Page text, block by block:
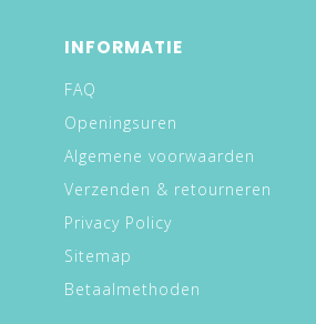
INFORMATIE
FAQ
Openingsuren
Algemene voorwaarden
Verzenden & retourneren
Privacy Policy
Sitemap
Betaalmethoden